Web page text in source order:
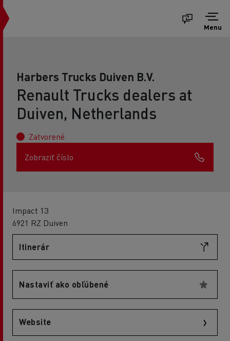
Menu
Harbers Trucks Duiven B.V.
Renault Trucks dealers at
Duiven, Netherlands
Zatvorené
Zobraziť číslo
Impact 13
6921 RZ Duiven
Itinerár
Nastaviť ako obľúbené
Website